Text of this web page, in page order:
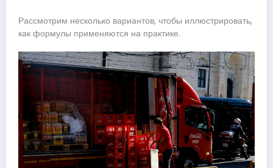
Рассмотрим несколько вариантов, чтобы иллюстрировать,
как формулы применяются на практике.